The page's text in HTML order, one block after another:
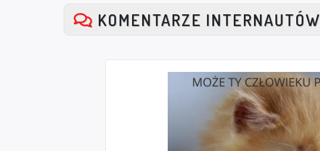
KOMENTARZE INTERNAUTÓW